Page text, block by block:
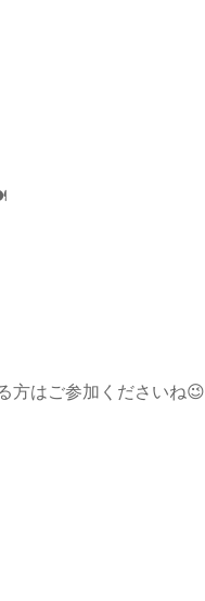
方はご参加くださいね😉